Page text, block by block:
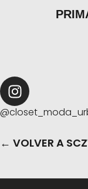
← VOLVER A